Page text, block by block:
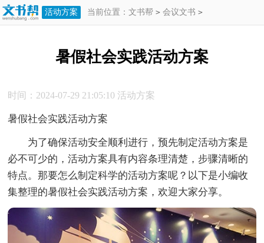
活动方案 当前位置： 文书帮 > 会议文书 >
暑假社会实践活动方案
时间：2024-07-29 21:05:10 活动方案
暑假社会实践活动方案
为了确保活动安全顺利进行，预先制定活动方案是
必不可少的，活动方案具有内容条理清楚，步骤清晰的
特点。那要怎么制定科学的活动方案呢？以下是小编收
集整理的暑假社会实践活动方案，欢迎大家分享。